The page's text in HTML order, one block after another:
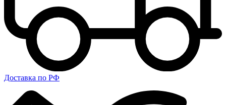
Доставка по РФ